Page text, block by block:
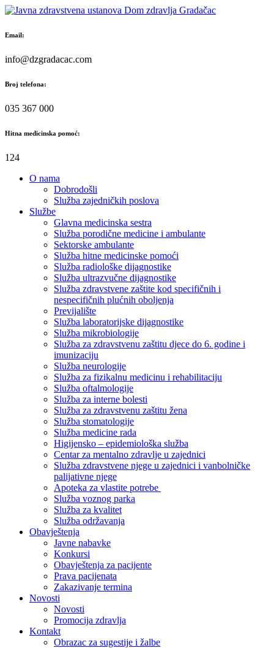
Skip
content
Email:
info@dzgradacac.com
Broj telefona:
035 367 000
Hitna medicinska pomoć:
124
O nama
Dobrodošli
Služba zajedničkih poslova
Službe
Glavna medicinska sestra
Služba porodične medicine i ambulante
Sektorske ambulante
Služba hitne medicinske pomoći
Služba radiološke dijagnostike
Služba ultrazvučne dijagnostike
Služba zdravstvene zaštite kod specifičnih i
nespecifičnih plućnih oboljenja
Previjalište
Služba laboratorijske dijagnostike
Služba mikrobiologije
Služba za zdravstvenu zaštitu djece do 6. godine i
imunizaciju
Služba neurologije
Služba za fizikalnu medicinu i rehabilitaciju
Služba oftalmologije
Služba za interne bolesti
Služba za zdravstvenu zaštitu žena
Služba stomatologije
Služba medicine rada
Higijensko – epidemiološka služba
Centar za mentalno zdravlje u zajednici
Služba zdravstvene njege u zajednici i vanbolničke
palijativne njege
Apoteka za vlastite potrebe
Služba voznog parka
Služba za kvalitet
Služba održavanja
Obavještenja
Javne nabavke
Konkursi
Obavještenja za pacijente
Prava pacijenata
Zakazivanje termina
Novosti
Novosti
Promocija zdravlja
Kontakt
Obrazac za sugestije i žalbe